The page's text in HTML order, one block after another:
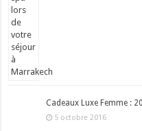
Cadeaux Luxe Femme :
5 octobre 2016